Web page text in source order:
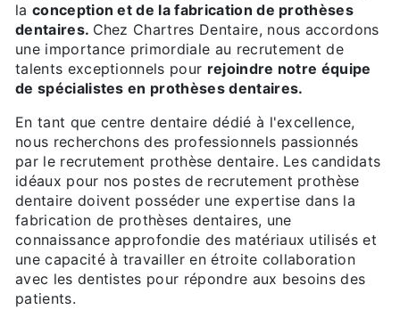
la conception et de la fabrication de prothèses
dentaires. Chez Chartres Dentaire, nous accordons
une importance primordiale au recrutement de
talents exceptionnels pour rejoindre notre équipe
de spécialistes en prothèses dentaires.
En tant que centre dentaire dédié à l'excellence,
nous recherchons des professionnels passionnés
par le recrutement prothèse dentaire. Les candidats
idéaux pour nos postes de recrutement prothèse
dentaire doivent posséder une expertise dans la
fabrication de prothèses dentaires, une
connaissance approfondie des matériaux utilisés et
une capacité à travailler en étroite collaboration
avec les dentistes pour répondre aux besoins des
patients.